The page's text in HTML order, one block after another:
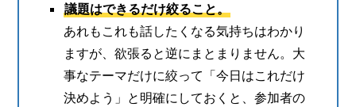
議題はできるだけ絞ること。
あれもこれも話したくなる気持ちはわかり
ますが、欲張ると逆にまとまりません。大
事なテーマだけに絞って「今日はこれだけ
決めよう」と明確にしておくと、参加者の